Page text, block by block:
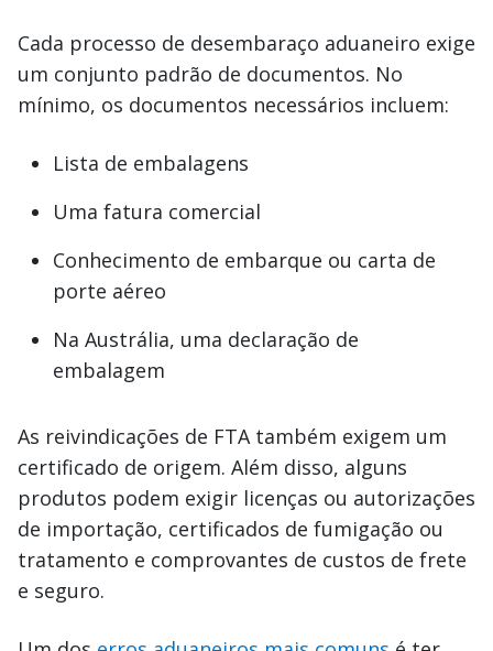
Cada processo de desembaraço aduaneiro exige
um conjunto padrão de documentos. No
mínimo, os documentos necessários incluem:
Lista de embalagens
Uma fatura comercial
Conhecimento de embarque ou carta de
porte aéreo
Na Austrália, uma declaração de
embalagem
As reivindicações de FTA também exigem um
certificado de origem. Além disso, alguns
produtos podem exigir licenças ou autorizações
de importação, certificados de fumigação ou
tratamento e comprovantes de custos de frete
e seguro.